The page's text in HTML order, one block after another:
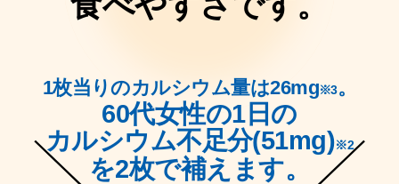
1枚当りのカルシウム量は26mg※3。
60代女性の1日の
カルシウム不足分(51mg)※2
を2枚で補えます。